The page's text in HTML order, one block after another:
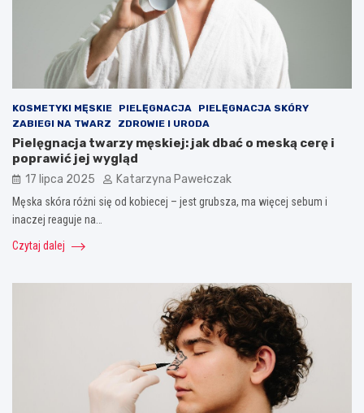
KOSMETYKI MĘSKIE PIELĘGNACJA
PIELĘGNACJA SKÓRY
ZABIEGI NA TWARZ
ZDROWIE I URODA
Pielęgnacja twarzy męskiej: jak dbać o meską cerę i
poprawić jej wygląd
17 lipca 2025 Katarzyna Pawełczak
Męska skóra różni się od kobiecej – jest grubsza, ma więcej sebum i
inaczej reaguje na…
Czytaj dalej